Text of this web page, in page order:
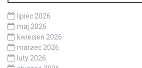
lipiec 2026
maj 2026
kwiecień 2026
marzec 2026
luty 2026